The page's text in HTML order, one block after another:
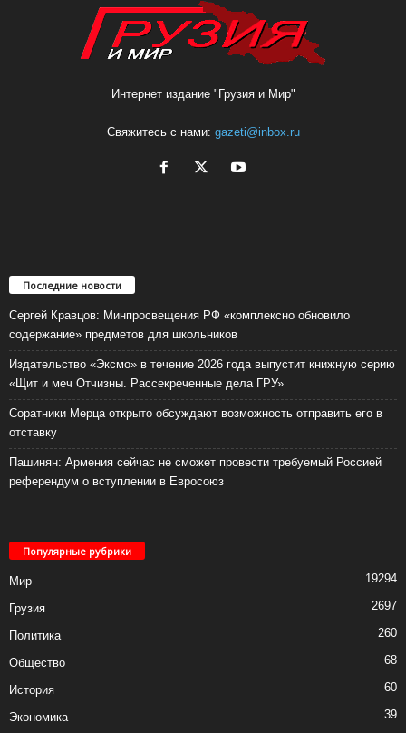
Интернет издание "Грузия и Мир"
Свяжитесь с нами: gazeti@inbox.ru
Последние новости
Сергей Кравцов: Минпросвещения РФ «комплексно обновило
содержание» предметов для школьников
Издательство «Эксмо» в течение 2026 года выпустит книжную серию
«Щит и меч Отчизны. Рассекреченные дела ГРУ»
Соратники Мерца открыто обсуждают возможность отправить его в
отставку
Пашинян: Армения сейчас не сможет провести требуемый Россией
референдум о вступлении в Евросоюз
Популярные рубрики
Мир 19294
Грузия 2697
Политика 260
Общество 68
История 60
Экономика 39